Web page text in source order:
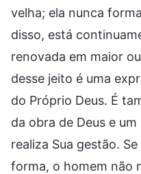
velha; ela nunca
disso, está
renovada em maior
desse jeito é uma
do Próprio Deus. É
da obra de Deus e
realiza Sua gestão.
forma, o homem não